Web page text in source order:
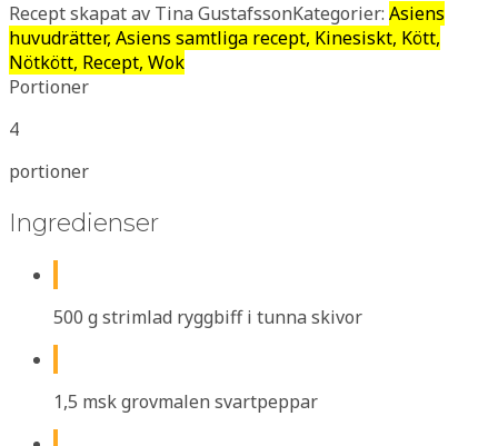
Recept skapat av Tina GustafssonKategorier: Asiens
huvudrätter, Asiens samtliga recept, Kinesiskt, Kött,
Nötkött, Recept, Wok
Portioner
4
portioner
Ingredienser
500 g strimlad ryggbiff i tunna skivor
1,5 msk grovmalen svartpeppar